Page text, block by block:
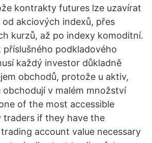
kontrakty futures lze uzavírat
akciových indexů, přes
kurzů, až po indexy komoditní.
příslušného podkladového
každý investor důkladně
obchodů, protože u aktiv,
obchodují v malém množství
of the most accessible
traders if they have the
account value necessary